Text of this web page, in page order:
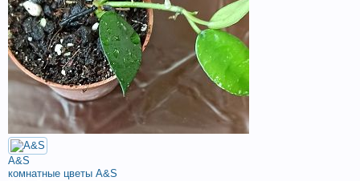
A&S
комнатные цветы A&S